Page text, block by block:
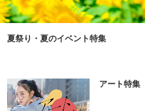
夏祭り・夏のイベント特集
アート特集